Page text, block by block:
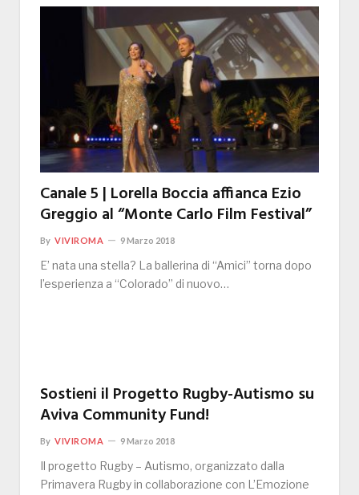
Canale 5 | Lorella Boccia affianca Ezio
Greggio al “Monte Carlo Film Festival”
By VIVIROMA 9 Marzo 2018
E’ nata una stella? La ballerina di “Amici” torna dopo
l’esperienza a “Colorado” di nuovo…
Sostieni il Progetto Rugby-Autismo su
Aviva Community Fund!
By VIVIROMA 9 Marzo 2018
Il progetto Rugby – Autismo, organizzato dalla
Primavera Rugby in collaborazione con L’Emozione